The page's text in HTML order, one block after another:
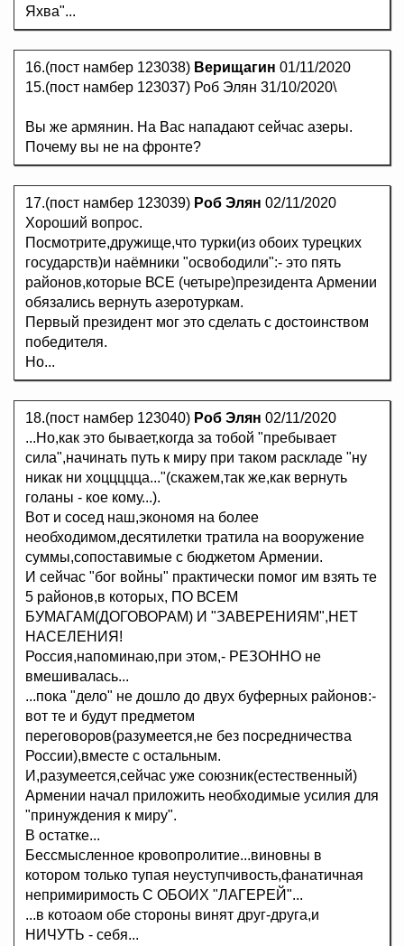
Яхва"...
16.(пост намбер 123038) Верищагин 01/11/2020
15.(пост намбер 123037) Роб Элян 31/10/2020\
Вы же армянин. На Вас нападают сейчас азеры.
Почему вы не на фронте?
17.(пост намбер 123039) Роб Элян 02/11/2020
Хороший вопрос.
Посмотрите,дружище,что турки(из обоих турецких
государств)и наёмники "освободили":- это пять
районов,которые ВСЕ (четыре)президента Армении
обязались вернуть азеротуркам.
Первый президент мог это сделать с достоинством
победителя.
Но...
18.(пост намбер 123040) Роб Элян 02/11/2020
...Но,как это бывает,когда за тобой "пребывает
сила",начинать путь к миру при таком раскладе "ну
никак ни хоццццца..."(скажем,так же,как вернуть
голаны - кое кому...).
Вот и сосед наш,экономя на более
необходимом,десятилетки тратила на вооружение
суммы,сопоставимые с бюджетом Армении.
И сейчас "бог войны" практически помог им взять те
5 районов,в которых, ПО ВСЕМ
БУМАГАМ(ДОГОВОРАМ) И "ЗАВЕРЕНИЯМ",НЕТ
НАСЕЛЕНИЯ!
Россия,напоминаю,при этом,- РЕЗОННО не
вмешивалась...
...пока "дело" не дошло до двух буферных районов:-
вот те и будут предметом
переговоров(разумеется,не без посредничества
России),вместе с остальным.
И,разумеется,сейчас уже союзник(естественный)
Армении начал приложить необходимые усилия для
"принуждения к миру".
В остатке...
Бессмысленное кровопролитие...виновны в
котором только тупая неуступчивость,фанатичная
непримиримость С ОБОИХ "ЛАГЕРЕЙ"...
...в котоаом обе стороны винят друг-друга,и
НИЧУТЬ - себя...